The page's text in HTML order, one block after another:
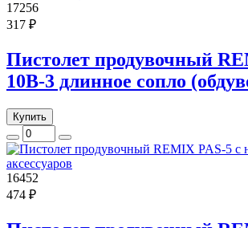
17256
317 ₽
Пистолет продувочный
10B-3 длинное сопло
Купить
16452
474 ₽